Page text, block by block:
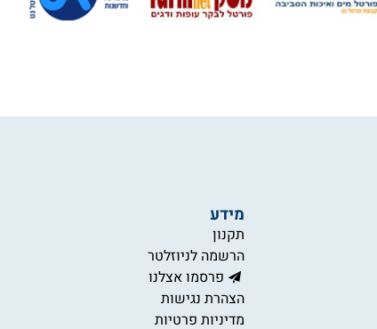
מידע
תקנון
הרשמה לניוזלטר
פרסמו אצלנו
הצהרת נגישות
מדיניות פרטיות